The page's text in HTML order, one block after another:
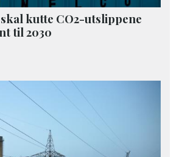
kutte CO2-utslippene
til 2030